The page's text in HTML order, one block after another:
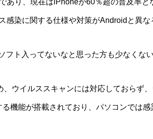
染に関する仕様や対策がAndroidと異な
ト入ってないなと思った方も少なくない
ウイルススキャンには対応しておらず
機能が搭載されており、パソコンでは